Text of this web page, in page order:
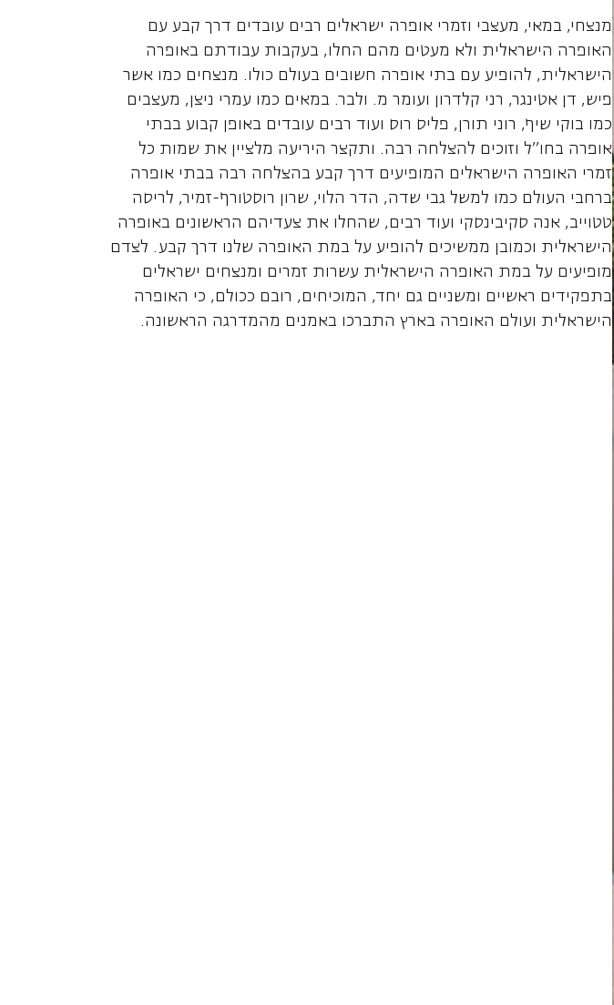
מנצחי, במאי, מעצבי וזמרי אופרה ישראלים רבים עובדים דרך קבע עם
האופרה הישראלית ולא מעטים מהם החלו, בעקבות עבודתם באופרה
הישראלית, להופיע עם בתי אופרה חשובים בעולם כולו. מנצחים כמו אשר
פיש, דן אטינגר, רני קלדרון ועומר מ. ולבר. במאים כמו עמרי ניצן, מעצבים
כמו בוקי שיף, רוני תורן, פליס רוס ועוד רבים עובדים באופן קבוע בבתי
אופרה בחו"ל וזוכים להצלחה רבה. ותקצר היריעה מלציין את שמות כל
זמרי האופרה הישראלים המופיעים דרך קבע בהצלחה רבה בבתי אופרה
ברחבי העולם כמו למשל גבי שדה, הדר הלוי, שרון רוסטורף-זמיר, לריסה
טטוייב, אנה סקיבינסקי ועוד רבים, שהחלו את צעדיהם הראשונים באופרה
הישראלית וכמובן ממשיכים להופיע על במת האופרה שלנו דרך קבע. לצדם
מופיעים על במת האופרה הישראלית עשרות זמרים ומנצחים ישראלים
בתפקידים ראשיים ומשניים גם יחד, המוכיחים, רובם ככולם, כי האופרה
הישראלית ועולם האופרה בארץ התברכו באמנים מהמדרגה הראשונה.